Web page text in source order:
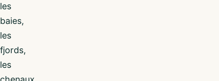
les
baies,
les
fjords,
les